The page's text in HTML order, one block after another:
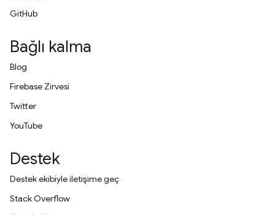
GitHub
Bağlı kalma
Blog
Firebase Zirvesi
Twitter
YouTube
Destek
Destek ekibiyle iletişime geç
Stack Overflow